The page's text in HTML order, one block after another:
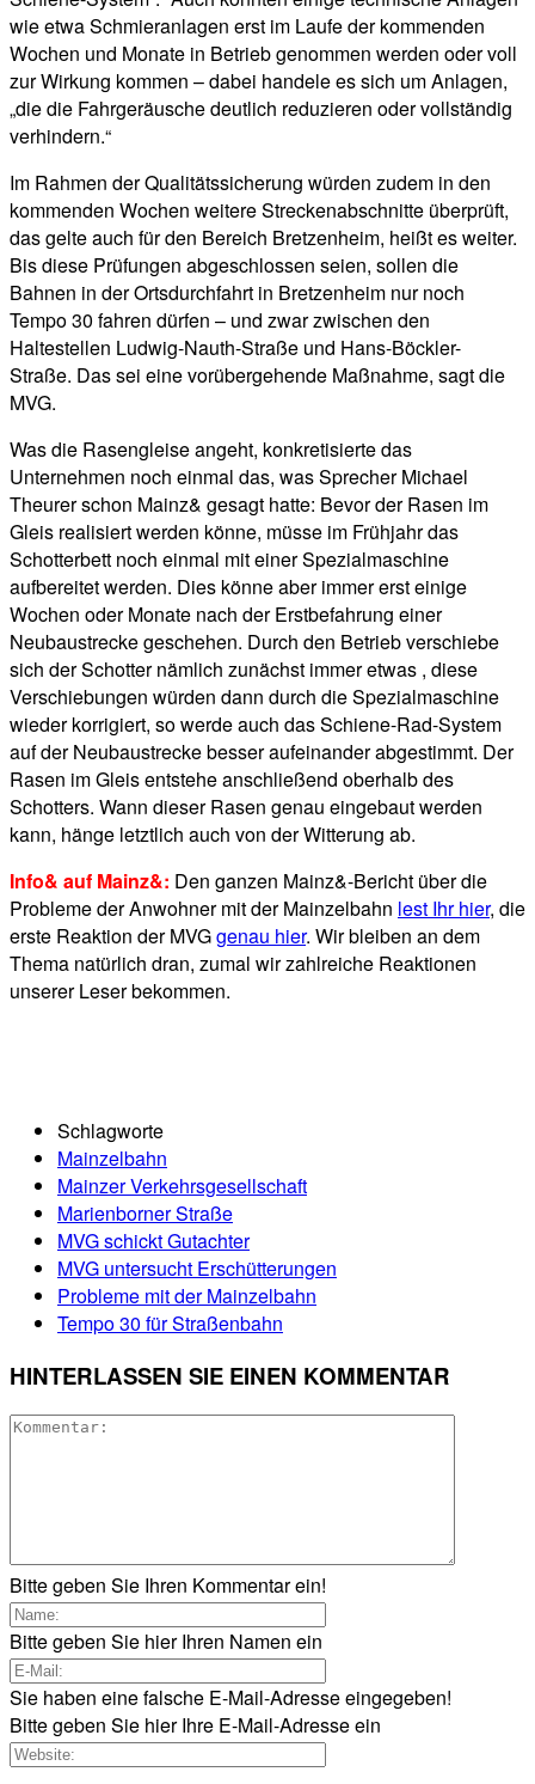
wie etwa Schmieranlagen erst im Laufe der kommenden
Wochen und Monate in Betrieb genommen werden oder voll
zur Wirkung kommen – dabei handele es sich um Anlagen,
„die die Fahrgeräusche deutlich reduzieren oder vollständig
verhindern.“
Im Rahmen der Qualitätssicherung würden zudem in den
kommenden Wochen weitere Streckenabschnitte überprüft,
das gelte auch für den Bereich Bretzenheim, heißt es weiter.
Bis diese Prüfungen abgeschlossen seien, sollen die
Bahnen in der Ortsdurchfahrt in Bretzenheim nur noch
Tempo 30 fahren dürfen – und zwar zwischen den
Haltestellen Ludwig-Nauth-Straße und Hans-Böckler-
Straße. Das sei eine vorübergehende Maßnahme, sagt die
MVG.
Was die Rasengleise angeht, konkretisierte das
Unternehmen noch einmal das, was Sprecher Michael
Theurer schon Mainz& gesagt hatte: Bevor der Rasen im
Gleis realisiert werden könne, müsse im Frühjahr das
Schotterbett noch einmal mit einer Spezialmaschine
aufbereitet werden. Dies könne aber immer erst einige
Wochen oder Monate nach der Erstbefahrung einer
Neubaustrecke geschehen. Durch den Betrieb verschiebe
sich der Schotter nämlich zunächst immer etwas , diese
Verschiebungen würden dann durch die Spezialmaschine
wieder korrigiert, so werde auch das Schiene-Rad-System
auf der Neubaustrecke besser aufeinander abgestimmt. Der
Rasen im Gleis entstehe anschließend oberhalb des
Schotters. Wann dieser Rasen genau eingebaut werden
kann, hänge letztlich auch von der Witterung ab.
Info& auf Mainz&: Den ganzen Mainz&-Bericht über die
Probleme der Anwohner mit der Mainzelbahn lest Ihr hier, die
erste Reaktion der MVGgenau hier. Wir bleiben an dem
Thema natürlich dran, zumal wir zahlreiche Reaktionen
unserer Leser bekommen.
Schlagworte
Mainzelbahn
Mainzer Verkehrsgesellschaft
Marienborner Straße
MVG schickt Gutachter
MVG untersucht Erschütterungen
Probleme mit der Mainzelbahn
Tempo 30 für Straßenbahn
HINTERLASSEN SIE EINEN KOMMENTAR
Bitte geben Sie Ihren Kommentar ein!
Bitte geben Sie hier Ihren Namen ein
Sie haben eine falsche E-Mail-Adresse eingegeben!
Bitte geben Sie hier Ihre E-Mail-Adresse ein